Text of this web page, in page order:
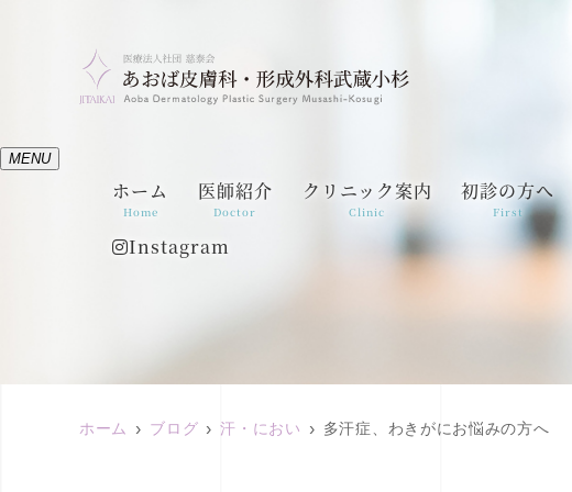
MENU
ホーム
Home
医師紹介
Doctor
クリニック案内
Clinic
初診の方へ
First
Instagram
ホーム ブログ 汗・におい 多汗症、わきがにお悩みの方へ